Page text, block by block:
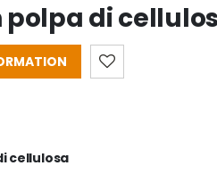
di
cellulosa